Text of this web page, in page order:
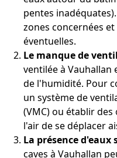
pentes
zones concernées
éventuelles.
Le manque de
ventilée à
de l'humidité. Pour
un système de
(VMC) ou établir
l'air de se déplacer
La présence d'eaux
caves à Vauhallan